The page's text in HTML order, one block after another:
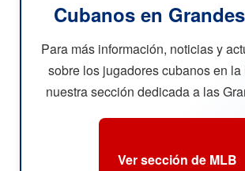
Cubanos en
Para más información, noticias y
sobre los jugadores cubanos en
nuestra sección dedicada a las
Ver sección de MLB